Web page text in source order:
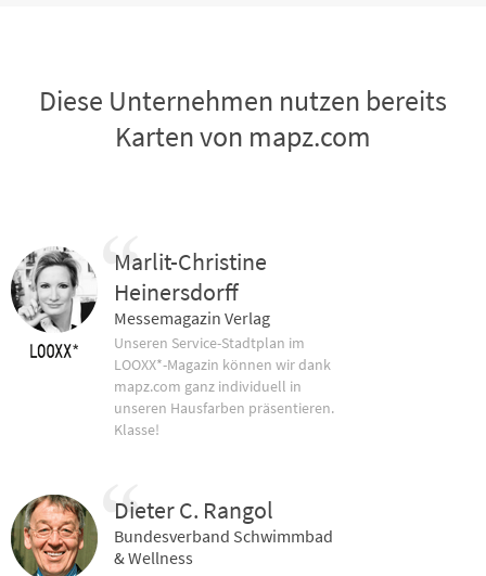
Diese Unternehmen nutzen bereits
Karten von mapz.com
Marlit-Christine
Heinersdorff
Messemagazin Verlag
Unseren Service-Stadtplan im
LOOXX*-Magazin können wir dank
mapz.com ganz individuell in
unseren Hausfarben präsentieren.
Klasse!
Dieter C. Rangol
Bundesverband Schwimmbad
& Wellness